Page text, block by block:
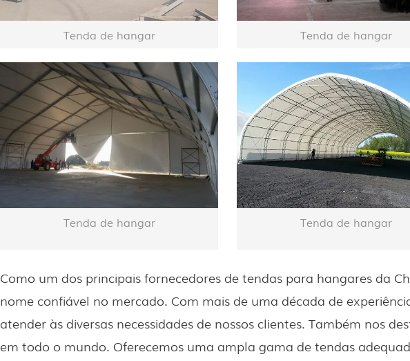
Tenda de hangar Tenda de hangar
Tenda de hangar Tenda de hangar
Como um dos principais fornecedores de tendas para hangares da
nome confiável no mercado. Com mais de uma década de
atender às diversas necessidades de nossos clientes. Também nos
em todo o mundo. Oferecemos uma ampla gama de tendas